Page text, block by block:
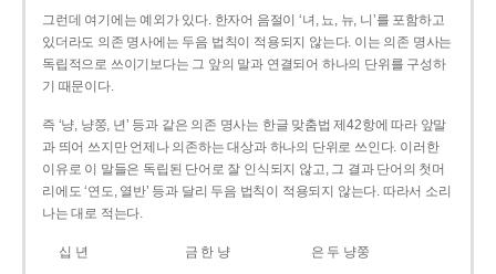
그런데 여기에는 예외가 있다. 한자어 음절이 ‘녀, 뇨, 뉴, 니’를 포함하고
있더라도 의존 명사에는 두음 법칙이 적용되지 않는다. 이는 의존 명사는
독립적으로 쓰이기보다는 그 앞의 말과 연결되어 하나의 단위를 구성하
기 때문이다.
즉 ‘냥, 냥쭝, 년’ 등과 같은 의존 명사는 한글 맞춤법 제42항에 따라 앞말
과 띄어 쓰지만 언제나 의존하는 대상과 하나의 단위로 쓰인다. 이러한
이유로 이 말들은 독립된 단어로 잘 인식되지 않고, 그 결과 단어의 첫머
리에도 ‘연도, 열반’ 등과 달리 두음 법칙이 적용되지 않는다. 따라서 소리
나는 대로 적는다.
십 년 금 한 냥 은 두 냥쭝